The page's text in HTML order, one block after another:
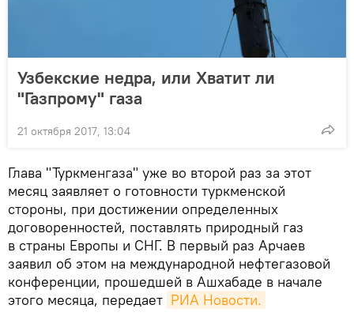
Узбекские недра, или Хватит ли
"Газпрому" газа
21 октября 2017, 13:04
Глава "Туркменгаза" уже во второй раз за этот
месяц заявляет о готовности туркменской
стороны, при достижении определенных
договоренностей, поставлять природный газ
в страны Европы и СНГ. В первый раз Арчаев
заявил об этом на международной нефтегазовой
конференции, прошедшей в Ашхабаде в начале
этого месяца, передает РИА Новости.